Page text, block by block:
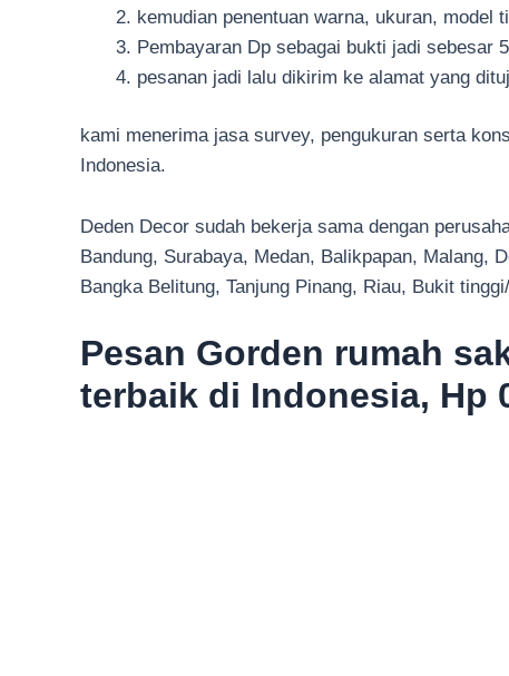
kemudian penentuan warna, ukuran, model
Pembayaran Dp sebagai bukti jadi sebesar
pesanan jadi lalu dikirim ke alamat yang
kami menerima jasa survey, pengukuran serta
Indonesia.
Deden Decor sudah bekerja sama dengan
Bandung, Surabaya, Medan, Balikpapan, Malang,
Bangka Belitung, Tanjung Pinang, Riau, Bukit
Pesan Gorden rumah
terbaik di Indonesia, Hp